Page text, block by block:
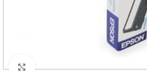
Haga Click para agrandar